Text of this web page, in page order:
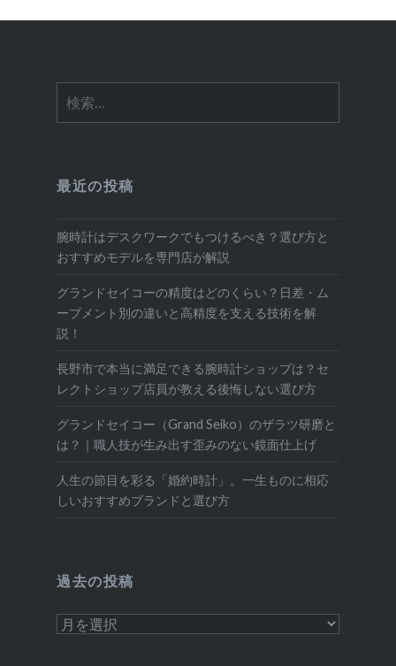
検
索:
最近の投稿
腕時計はデスクワークでもつけるべき？選び方と
おすすめモデルを専門店が解説
グランドセイコーの精度はどのくらい？日差・ム
ーブメント別の違いと高精度を支える技術を解
説！
長野市で本当に満足できる腕時計ショップは？セ
レクトショップ店員が教える後悔しない選び方
グランドセイコー（Grand Seiko）のザラツ研磨と
は？｜職人技が生み出す歪みのない鏡面仕上げ
人生の節目を彩る「婚約時計」。一生ものに相応
しいおすすめブランドと選び方
過去の投稿
過